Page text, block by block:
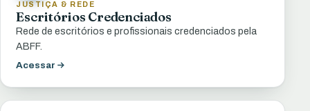
JUSTIÇA & REDE
Escritórios Credenciados
Rede de escritórios e profissionais credenciados pela
ABFF.
Acessar